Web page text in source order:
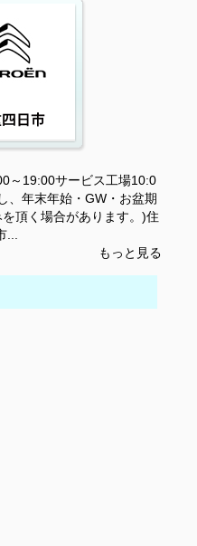
～19:00サービス工場10:0
、年末年始・GW・お盆期
頂く場合があります。)住
もっと見る